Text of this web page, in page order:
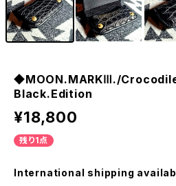
◆MOON.MARKⅢ./
Black.Edition
¥18,800
残り1点
International shipping